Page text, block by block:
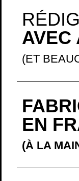
AVEC
(ET
EN
(À LA